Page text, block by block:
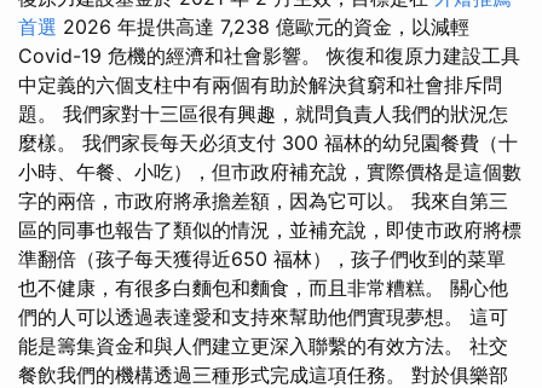
首選 2026 年提供高達 7,238 億歐元的資金，以減輕
Covid-19 危機的經濟和社會影響。 恢復和復原力建設工具
中定義的六個支柱中有兩個有助於解決貧窮和社會排斥問
題。 我們家對十三區很有興趣，就問負責人我們的狀況怎
麼樣。 我們家長每天必須支付 300 福林的幼兒園餐費（十
小時、午餐、小吃），但市政府補充說，實際價格是這個數
字的兩倍，市政府將承擔差額，因為它可以。 我來自第三
區的同事也報告了類似的情況，並補充說，即使市政府將標
準翻倍（孩子每天獲得近650 福林），孩子們收到的菜單
也不健康，有很多白麵包和麵食，而且非常糟糕。 關心他
們的人可以透過表達愛和支持來幫助他們實現夢想。 這可
能是籌集資金和與人們建立更深入聯繫的有效方法。 社交
餐飲我們的機構透過三種形式完成這項任務。 對於俱樂部